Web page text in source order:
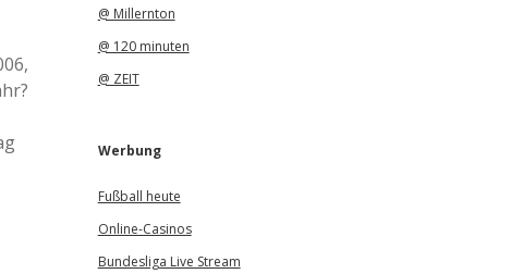
@ Millernton
@ 120 minuten
@ ZEIT
Werbung
Fußball heute
Online-Casinos
Bundesliga Live Stream